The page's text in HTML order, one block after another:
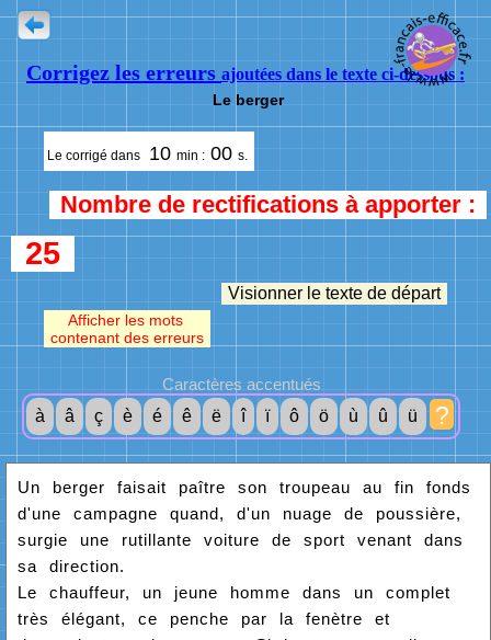
Corrigez les erreurs ajoutées dans le texte ci-dessous :
Le berger
Le corrigé dans 10 min : 00 s.
Nombre de rectifications à apporter :
25
Visionner le texte de départ
Afficher les mots
contenant des erreurs
Caractères accentués
à
â ç è é ê ë î ï ô ö ù û ü ?